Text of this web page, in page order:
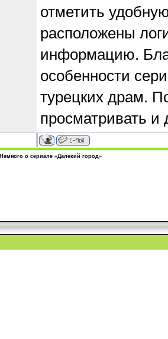
отметить
расположены
информацию.
особенности
турецких драм.
просматривать и
Немного о сериале «Далекий город»